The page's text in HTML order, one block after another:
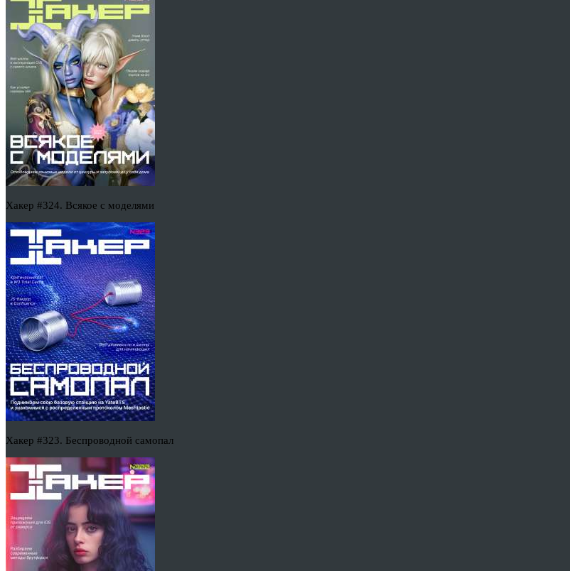
Хакер #324. Всякое с моделями
Хакер #323. Беспроводной самопал